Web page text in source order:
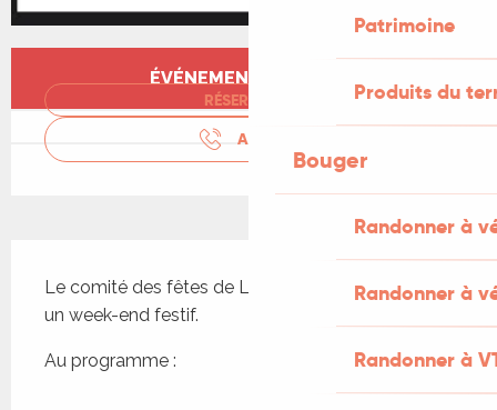
Patrimoine
Produits du
Bouger
Randonner à
Randonner à
Randonner à
Ouverture et coordonnées
ÉVÉNEMENT TERMINÉ
RÉSERVER
APPELER
Le comité des fêtes de Lascabanes vous invite à
un week-end festif.
Au programme :